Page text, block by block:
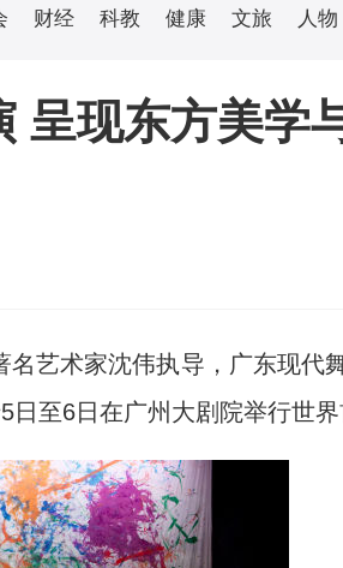
财经 科教 健康 文旅 人物
呈现东方美学
艺术家沈伟执导，广东现代
至6日在广州大剧院举行世界